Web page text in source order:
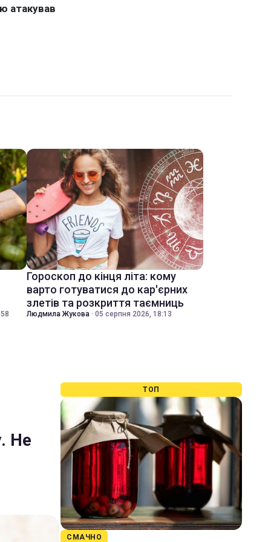
Гороскоп до кінця літа: кому
варто готуватися до кар'єрних
злетів та розкриття таємниць
Людмила Жукова · 05 серпня 2026, 18:13
Не
ТОП
СМАЧНО